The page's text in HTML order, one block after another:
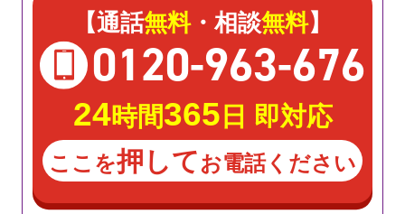
【通話無料・相談無料】
0120-963-676
24時間365 日 即対応
ここを押してお電話ください